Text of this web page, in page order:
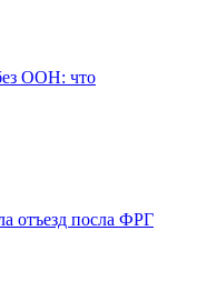
ООН: что
отъезд посла ФРГ